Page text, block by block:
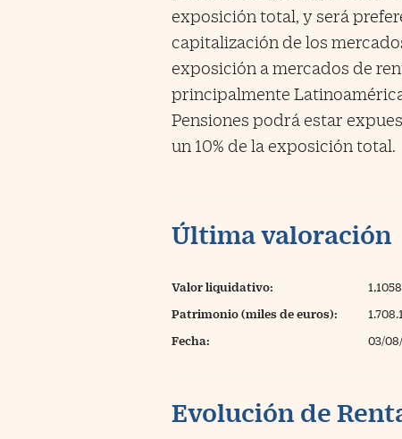
exposición total, y será
capitalización de los
exposición a mercados de
principalmente
Pensiones podrá estar
un 10% de la exposición total.
Última valoración
Valor liquidativo:
Patrimonio (miles de euros):
Fecha: 03/
Evolución de